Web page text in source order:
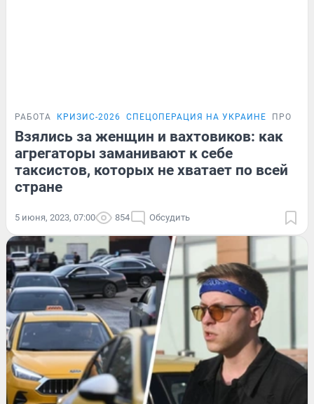
РАБОТА КРИЗИС-2026 СПЕЦОПЕРАЦИЯ НА УКРАИНЕ
Взялись за женщин и вахтовиков: как
агрегаторы заманивают к себе
таксистов, которых не хватает по всей
стране
5 июня, 2023, 07:00 854 Обсудить